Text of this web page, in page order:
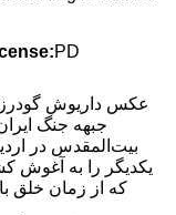
PD